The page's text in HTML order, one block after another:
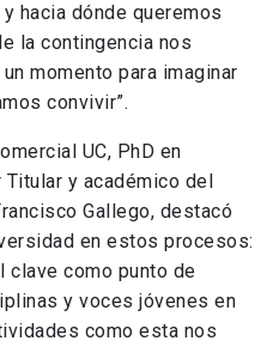
hacia dónde queremos
la contingencia nos
momento para imaginar
convivir”.
UC, PhD en
y académico del
Gallego, destacó
en estos procesos:
clave como punto de
y voces jóvenes en
como esta nos